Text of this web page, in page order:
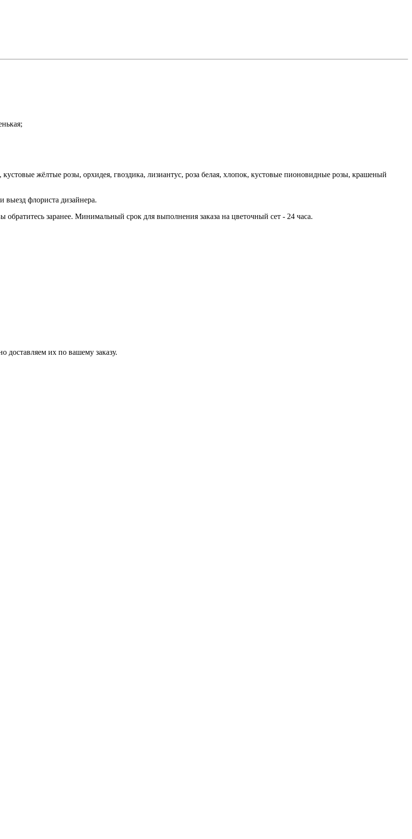
жёлтые розы, орхидея, гвоздика, лизиантус, роза белая, хлопок, кустовые пионовидные розы, крашеный
выезд флориста дизайнера.
заранее. Минимальный срок для выполнения заказа на цветочный сет - 24 часа.
их по вашему заказу.